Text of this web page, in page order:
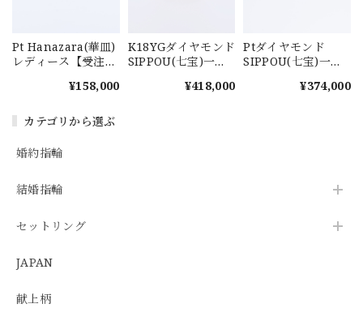
カテゴリから選ぶ
婚約指輪
結婚指輪
セットリング
JAPAN
献上柄
Pt Hanazara(華皿)
レディース【受注製
¥158,000
K18YGダイヤモンド
SIPPOU(七宝)一文
¥418,000
Ptダイヤモンド
SIPPOU(七宝)一文
¥374,000